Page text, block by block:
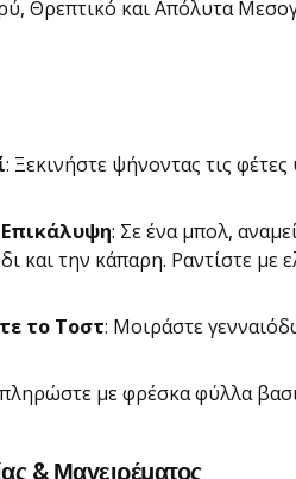
: Ξεκινήστε ψήνοντας τις
: Σε ένα μπολ,
και την κάπαρη. Ραντίστε με
το Τοστ: Μοιράστε
με φρέσκα φύλλα
& Μαγειρέματος